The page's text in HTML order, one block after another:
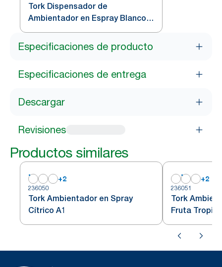
Tork Dispensador de
Ambientador en Espray Blanco
A1
Especificaciones de producto
Especificaciones de entrega
Descargar
Revisiones
Productos similares
+2
236050
Tork Ambientador en Spray
Cítrico A1
+2
236051
Tork
Fruta